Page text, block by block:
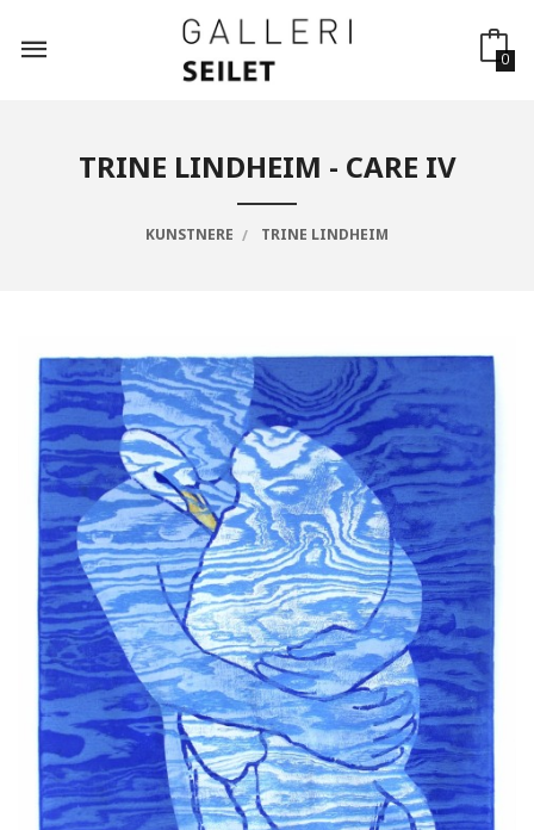
innholdet
0
TRINE LINDHEIM - CARE IV
KUNSTNERE TRINE LINDHEIM